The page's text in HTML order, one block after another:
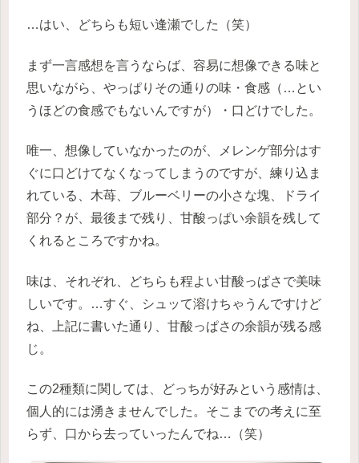
…はい、どちらも短い逢瀬でした（笑）
まず一言感想を言うならば、容易に想像できる味と
思いながら、やっぱりその通りの味・食感（…とい
うほどの食感でもないんですが）・口どけでした。
唯一、想像していなかったのが、メレンゲ部分はす
ぐに口どけてなくなってしまうのですが、練り込ま
れている、木苺、ブルーベリーの小さな塊、ドライ
部分？が、最後まで残り、甘酸っぱい余韻を残して
くれるところですかね。
味は、それぞれ、どちらも程よい甘酸っぱさで美味
しいです。…すぐ、シュッて溶けちゃうんですけど
ね、上記に書いた通り、甘酸っぱさの余韻が残る感
じ。
この2種類に関しては、どっちが好みという感情は、
個人的には湧きませんでした。そこまでの考えに至
らず、口から去っていったんでね…（笑）